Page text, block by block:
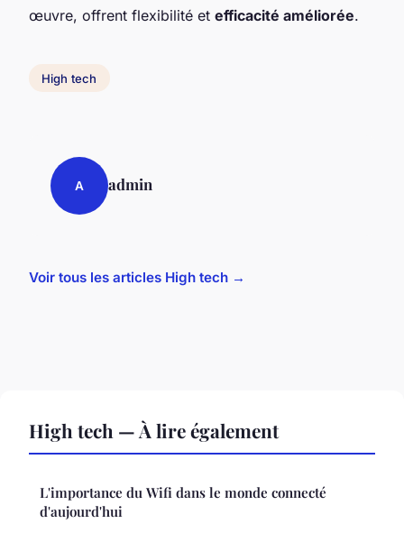
œuvre, offrent flexibilité et efficacité améliorée.
High tech
A admin
Voir tous les articles High tech →
High tech — À lire également
L'importance du Wifi dans le monde connecté
d'aujourd'hui